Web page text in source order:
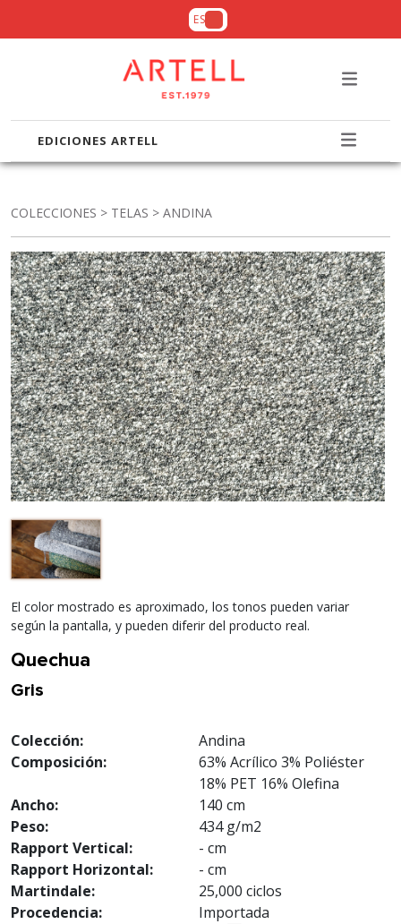
ES
EDICIONES ARTELL
COLECCIONES > TELAS > ANDINA
El color mostrado es aproximado, los tonos pueden variar
según la pantalla, y pueden diferir del producto real.
Quechua
Gris
Colección:
Andina
Composición:
63% Acrílico 3% Poliéster
18% PET 16% Olefina
Ancho:
140 cm
Peso:
434 g/m2
Rapport Vertical:
- cm
Rapport Horizontal:
- cm
Martindale:
25,000 ciclos
Procedencia:
Importada